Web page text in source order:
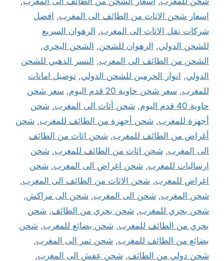
اسعار شحن الاثاث من الطائف الى المغرب, افضل
شركات نقل الاثاث الى المغرب, الرهوان السريع
للشحن الدولي, الرهوان للشحن, الشحن البحري,
الشحن من الطائف الى المغرب, النسر الذهبي للشحن
الدولي, انوار الحرمين للشحن الدولي, توصيل امانات
للمغرب, سعر شحن حاوية 20 قدم اليوم , سعر شحن
حاوية 40 قدم اليوم
, شحن أثاث الى المغرب, شحن
أجهزة للمغرب, شحن أجهزة من الطائف للمغرب, شحن
أغراض من الطائف للمغرب, شحن اثاث من الطائف
الى المغرب, شحن اثاث من الطائف للمغرب, شحن
ارساليات للمغرب, شحن اغراض الى المغرب, شحن
اغراض للمغرب, شحن الاثاث من الطائف الى المغرب,
شحن المغرب, شحن الى المغرب, شحن الى مراكش,
شحن بحري للمغرب, شحن بحري من الطائف, شحن
بحري من الطائف للمغرب, شحن بضائع للمغرب, شحن
بضائع من الطائف للمغرب, شحن تمر الى المغرب,
شحن دولي من الطائف, شحن عفش الى المغرب,